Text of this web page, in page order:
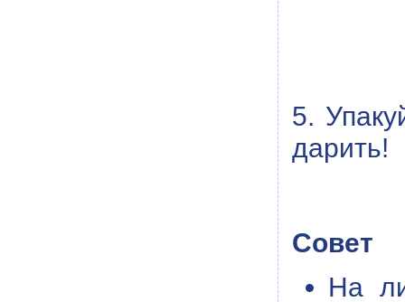
5.
дарить!
Совет
На